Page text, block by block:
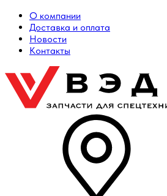
О компании
Доставка и оплата
Новости
Контакты